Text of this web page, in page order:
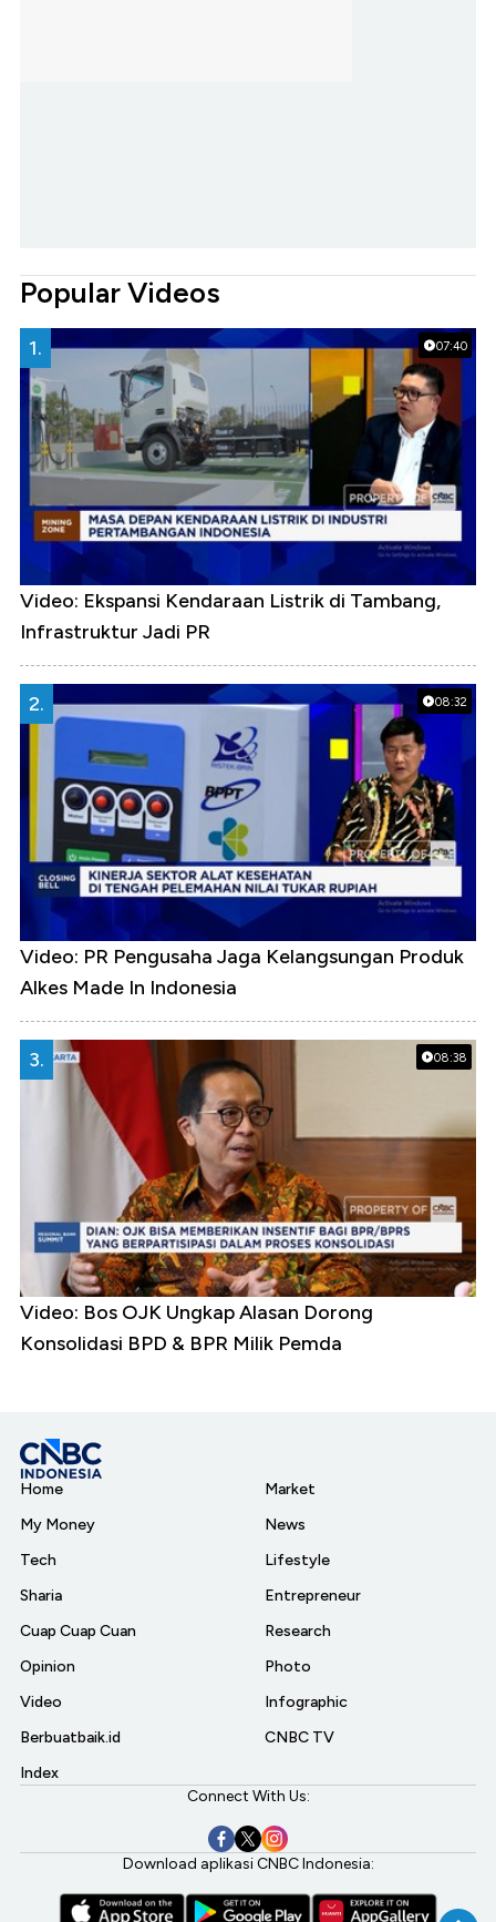
Popular Videos
07:40
1.
Video: Ekspansi Kendaraan Listrik di Tambang,
Infrastruktur Jadi PR
08:32
2.
Video: PR Pengusaha Jaga Kelangsungan Produk
Alkes Made In Indonesia
08:38
3.
Video: Bos OJK Ungkap Alasan Dorong
Konsolidasi BPD & BPR Milik Pemda
Home
My Money
Tech
Sharia
Cuap Cuap Cuan
Opinion
Video
Berbuatbaik.id
Index
Market
News
Lifestyle
Entrepreneur
Research
Photo
Infographic
CNBC TV
Connect With Us:
Download aplikasi CNBC Indonesia: